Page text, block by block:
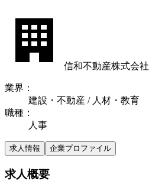
信和不動産株式会社
業界 ：
建設・不動産 / 人材・教育
職種 ：
人事
求人情報 企業プロファイル
求人概要